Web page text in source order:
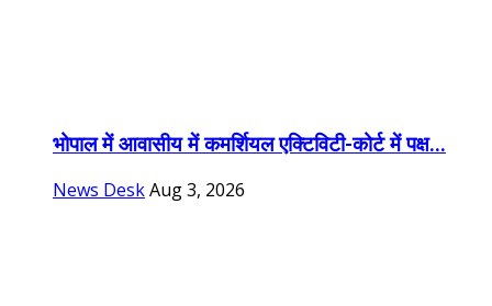
भोपाल में आवासीय में कमर्शियल एक्टिविटी-कोर्ट में पक्ष...
News DeskAug 3, 2026